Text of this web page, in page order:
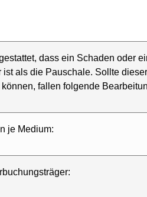
dass ein Schaden oder
als die Pauschale. Sollte
fallen folgende
je Medium: